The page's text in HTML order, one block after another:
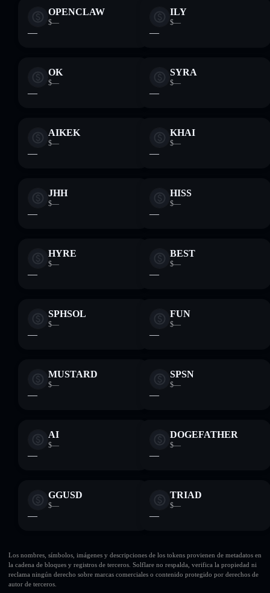
OPENCLAW
$—
—
ILY
$—
—
OK
$—
—
SYRA
$—
—
AIKEK
$—
—
KHAI
$—
—
JHH
$—
—
HISS
$—
—
HYRE
$—
—
BEST
$—
—
SPHSOL
$—
—
FUN
$—
—
MUSTARD
$—
—
SPSN
$—
—
AI
$—
—
DOGEFATHER
$—
—
GGUSD
$—
—
TRIAD
$—
—
Los nombres, símbolos, imágenes y descripciones de los tokens provienen de metadatos en
la cadena de bloques y registros de terceros. Solflare no respalda, verifica la propiedad ni
reclama ningún derecho sobre marcas comerciales o contenido protegido por derechos de
autor de terceros.